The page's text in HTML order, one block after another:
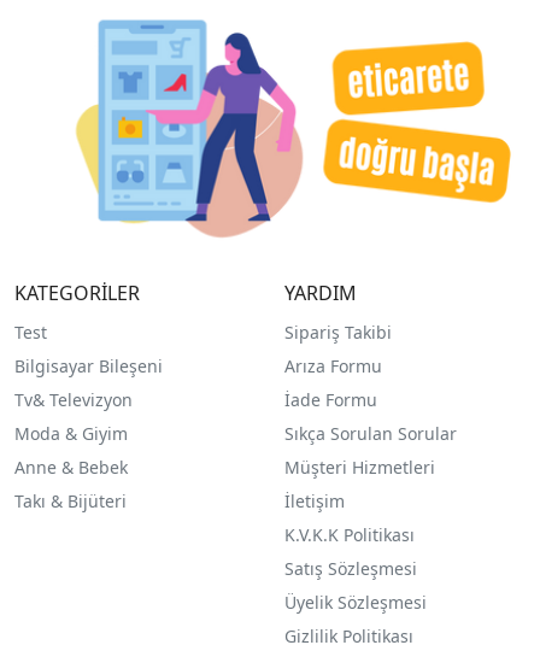
KATEGORİLER
Test
Bilgisayar Bileşeni
Tv& Televizyon
Moda & Giyim
Anne & Bebek
Takı & Bijüteri
YARDIM
Sipariş Takibi
Arıza Formu
İade Formu
Sıkça Sorulan Sorular
Müşteri Hizmetleri
İletişim
K.V.K.K Politikası
Satış Sözleşmesi
Üyelik Sözleşmesi
Gizlilik Politikası